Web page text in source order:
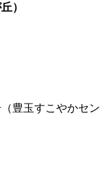
）
豊玉すこやかセン